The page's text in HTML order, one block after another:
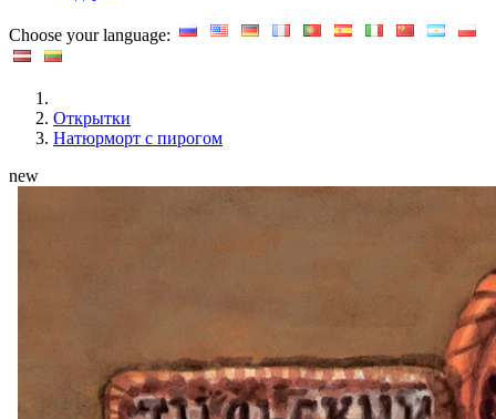
Choose your language:
Открытки
Натюрморт с пирогом
new